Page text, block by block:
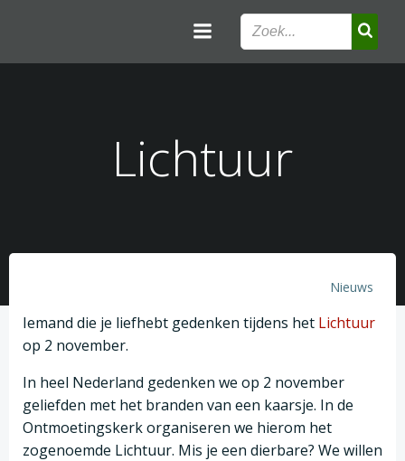
naar
Lichtuur
Nieuws
Iemand die je liefhebt gedenken tijdens het Lichtuur
op 2 november.
In heel Nederland gedenken we op 2 november
geliefden met het branden van een kaarsje. In de
Ontmoetingskerk organiseren we hierom het
zogenoemde Lichtuur. Mis je een dierbare? We willen